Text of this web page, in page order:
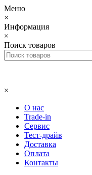
Меню
×
Информация
×
Поиск товаров
×
О нас
Trade-in
Сервис
Тест-драйв
Доставка
Оплата
Контакты